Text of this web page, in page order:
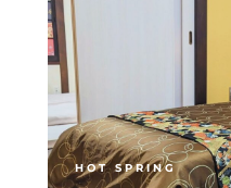
HOT SPRING